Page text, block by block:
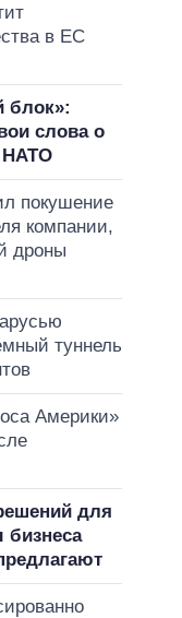
в ЕС
блок»:
слова о
НАТО
покушение
компании,
дроны
туннель
Америки»
для
бизнеса